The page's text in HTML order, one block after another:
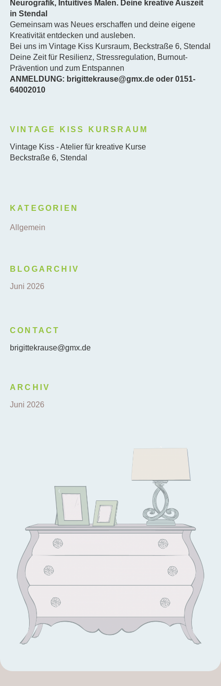
Neurografik, Intuitives Malen. Deine kreative Auszeit
in Stendal
Gemeinsam was Neues erschaffen und deine eigene
Kreativität entdecken und ausleben.
Bei uns im Vintage Kiss Kursraum, Beckstraße 6, Stendal
Deine Zeit für Resilienz, Stressregulation, Burnout-
Prävention und zum Entspannen
ANMELDUNG: brigittekrause@gmx.de oder 0151-
64002010
VINTAGE KISS KURSRAUM
Vintage Kiss - Atelier für kreative Kurse
Beckstraße 6, Stendal
KATEGORIEN
Allgemein
BLOGARCHIV
Juni 2026
CONTACT
brigittekrause@gmx.de
ARCHIV
Juni 2026